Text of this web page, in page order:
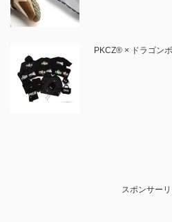
PKCZ® × ドラゴン
スポンサー